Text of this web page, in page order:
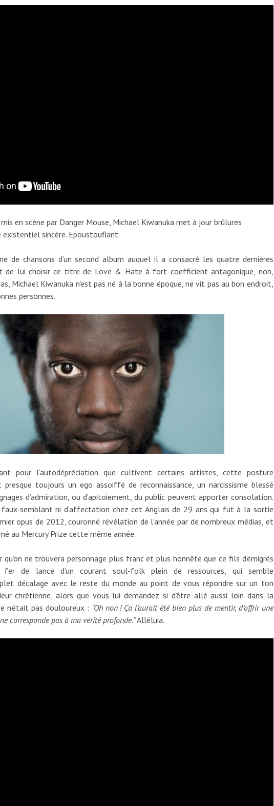
en scène par Danger Mouse, Michael Kiwanuka met à jour brûlures
sincère. Epoustouflant.
de chansons d’un second album auquel il a consacré les quatre dernières
de lui choisir ce titre de Love & Hate à fort coefficient antagonique, non,
Michael Kiwanuka n’est pas né à la bonne époque, ne vit pas au bon endroit,
personnes.
pour l’autodépréciation que cultivent certains artistes, cette posture
toujours un ego assoiffé de reconnaissance, un narcissisme blessé
d’admiration, ou d’apitoiement, du public peuvent apporter consolation.
faux-semblant ni d’affectation chez cet Anglais de 29 ans qui fut à la sortie
opus de 2012, couronné révélation de l’année par de nombreux médias, et
au Mercury Prize cette même année.
ne trouvera personnage plus franc et plus honnête que ce fils d’émigrés
fer de lance d’un courant soul-folk plein de ressources, qui semble
décalage avec le reste du monde au point de vous répondre sur un ton
chrétienne, alors que vous lui demandez si d’être allé aussi loin dans la
n’était pas douloureux : “Oh non ! Ça l’aurait été bien plus de mentir, d’offrir une
corresponde pas à ma vérité profonde.”Alléluia.